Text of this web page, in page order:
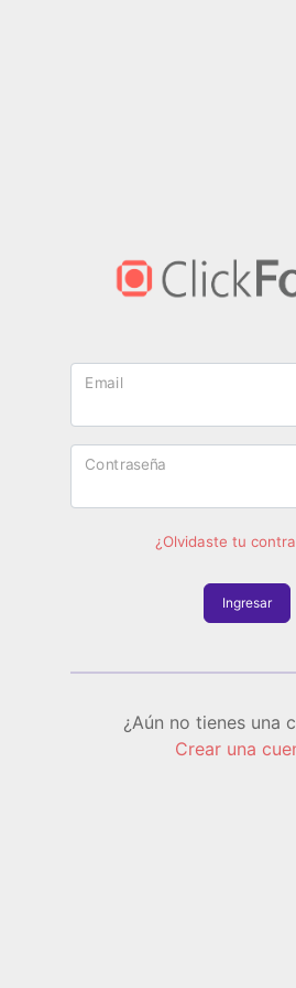
Email
Contraseña
¿Olvidaste tu
Ingresar
¿Aún no tienes una
Crear una